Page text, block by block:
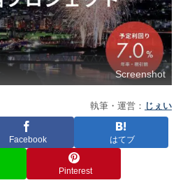
Screenshot
執筆・運営： じぇい
Facebook はてブ
Pinterest